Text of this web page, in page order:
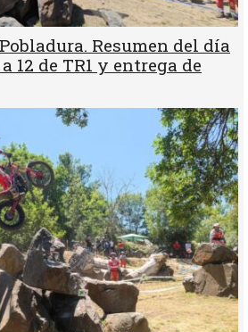
Resumen del día
12 de TR1 y entrega de